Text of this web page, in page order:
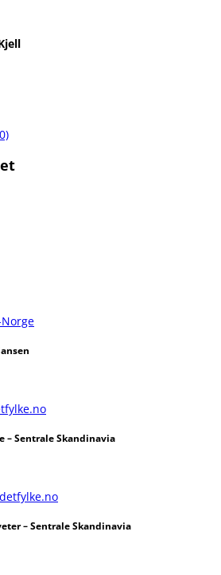
– Sentrale Skandinavia
– Sentrale Skandinavia